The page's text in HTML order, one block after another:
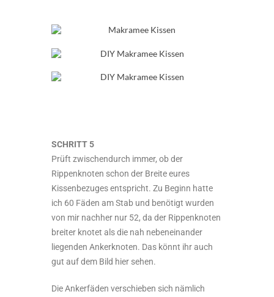
SCHRITT 5
Prüft zwischendurch immer, ob der
Rippenknoten schon der Breite eures
Kissenbezuges entspricht. Zu Beginn hatte
ich 60 Fäden am Stab und benötigt wurden
von mir nachher nur 52, da der Rippenknoten
breiter knotet als die nah nebeneinander
liegenden Ankerknoten. Das könnt ihr auch
gut auf dem Bild hier sehen.
Die Ankerfäden verschieben sich nämlich